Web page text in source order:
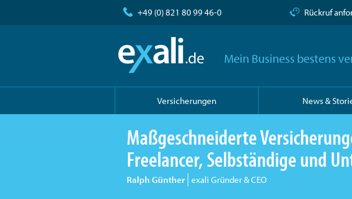
+49 (0) 821 80 99 46-0 Rückruf
Mein Business bestens
Versicherungen News &
Maßgeschneiderte
Freelancer, Selbständige und
Ralph Günther exali Gründer & CEO